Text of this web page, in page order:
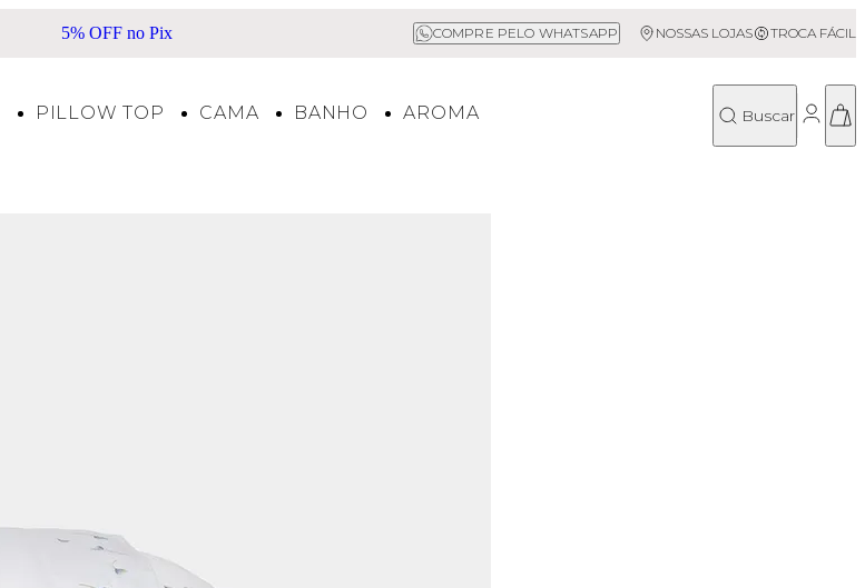
5% OFF no Pix Frete Grátis acima de R$500*
COMPRE PELO WHATSAPP NOSSAS LOJAS TROCA FÁCIL
PILLOW TOP CAMA BANHO AROMA Buscar